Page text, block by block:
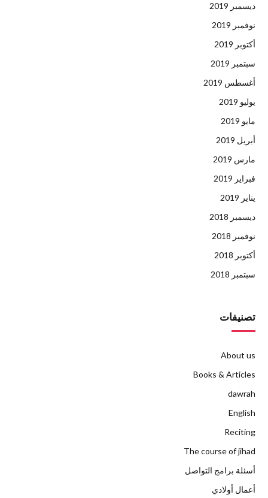
ديسمبر 2019
نوفمبر 2019
أكتوبر 2019
سبتمبر 2019
أغسطس 2019
يوليو 2019
مايو 2019
أبريل 2019
مارس 2019
فبراير 2019
يناير 2019
ديسمبر 2018
نوفمبر 2018
أكتوبر 2018
سبتمبر 2018
تصنيفات
About us
Books & Articles
dawrah
English
Reciting
The course of jihad
أسئلة برامج التواصل
أعمال أولادي